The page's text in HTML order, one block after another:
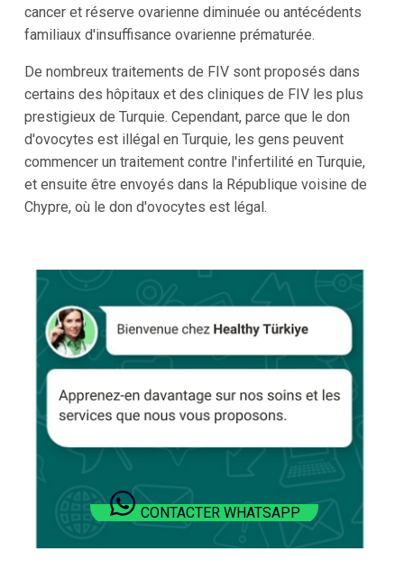
cancer et réserve ovarienne diminuée ou antécédents
familiaux d'insuffisance ovarienne prématurée.
De nombreux traitements de FIV sont proposés dans
certains des hôpitaux et des cliniques de FIV les plus
prestigieux de Turquie. Cependant, parce que le don
d'ovocytes est illégal en Turquie, les gens peuvent
commencer un traitement contre l'infertilité en Turquie,
et ensuite être envoyés dans la République voisine de
Chypre, où le don d'ovocytes est légal.
CONTACTER WHATSAPP